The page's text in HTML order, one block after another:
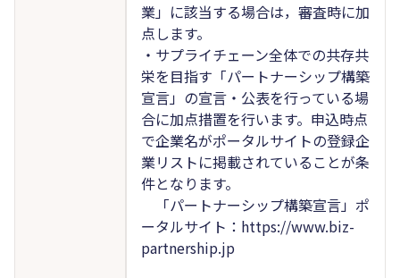
業」に該当する場合は，審査時に加
点します。
・サプライチェーン全体での共存共
栄を目指す「パートナーシップ構築
宣言」の宣言・公表を行っている場
合に加点措置を行います。申込時点
で企業名がポータルサイトの登録企
業リストに掲載されていることが条
件となります。
「パートナーシップ構築宣言」ポ
ータルサイト：https://www.biz-
partnership.jp